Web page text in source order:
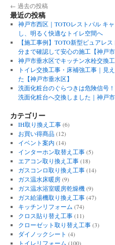
← 過去の投稿
最近の投稿
神戸市西区｜TOTOレストパル キ
し、明るく快適なトイレ空間へ
【施工事例】TOTO新型ピュアレ
分まで確認して安心の施工【神戸市
神戸市垂水区でキッチン水栓交換
トイレ交換工事・床補強工事｜見
た【神戸市垂水区】
洗面化粧台のぐらつきは危険信号
洗面化粧台へ交換しました｜神戸
カテゴリー
IH取り換え工事(6)
お買い得商品(12)
イベント案内 (14)
インターホン取替え工事(5)
エアコン取り換え工事(18)
ガスコンロ取り換え工事(14)
ガス温水床暖房(9)
ガス温水浴室暖房乾燥機(9)
ガス給湯機取り換え工事(47)
キッチンリフォーム (74)
クロス貼り替え工事(11)
クローゼット取り替え工事(3)
ダイノックシート (4)
トイレリフォーム (100)